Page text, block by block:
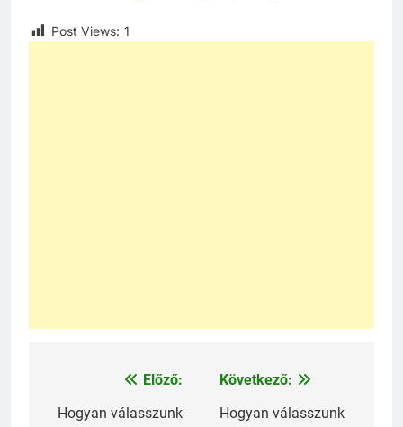
Post Views: 1
Bejegyzés
navigáció
Előző:
Hogyan válasszunk
Következő:
Hogyan válasszunk